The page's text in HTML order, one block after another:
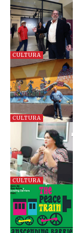
CULTURA
CULTURA
CULTURA